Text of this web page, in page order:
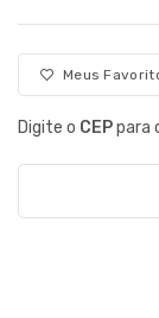
Meus
Digite o CEPpara